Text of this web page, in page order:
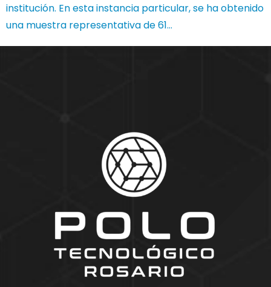
institución. En esta instancia particular, se ha obtenido
una muestra representativa de 61…